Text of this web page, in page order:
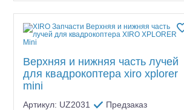
Верхняя и нижняя часть лучей
для квадрокоптера xiro xplorer
mini
Артикул: UZ2031 Предзаказ